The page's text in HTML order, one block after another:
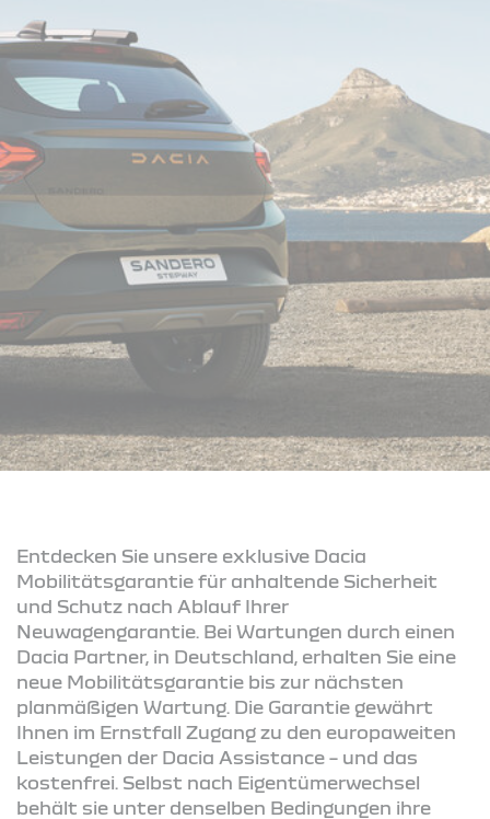
Entdecken Sie unsere exklusive Dacia
Mobilitätsgarantie für anhaltende Sicherheit
und Schutz nach Ablauf Ihrer
Neuwagengarantie. Bei Wartungen durch einen
Dacia Partner, in Deutschland, erhalten Sie eine
neue Mobilitätsgarantie bis zur nächsten
planmäßigen Wartung. Die Garantie gewährt
Ihnen im Ernstfall Zugang zu den europaweiten
Leistungen der Dacia Assistance – und das
kostenfrei. Selbst nach Eigentümerwechsel
behält sie unter denselben Bedingungen ihre